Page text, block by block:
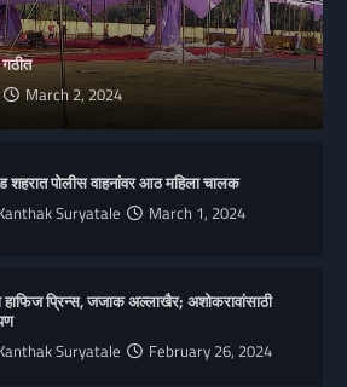
March 2, 2024
शहरात पोलीस वाहनांवर आठ महिला चालक
Suryatale March 1, 2024
हाफिज प्रिन्स, जजाक अल्लाखैर; अशोकरावांसाठी
Suryatale February 26, 2024